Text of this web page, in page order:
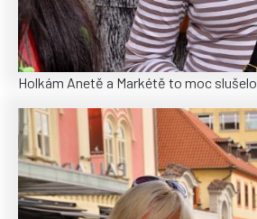
Holkám Anetě a Markétě to moc slušelo